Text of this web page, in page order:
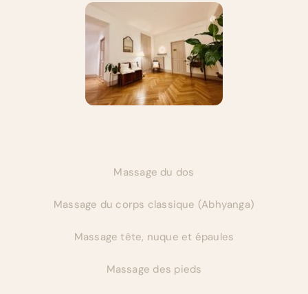
Massage du dos
Massage du corps classique (Abhyanga)
Massage tête, nuque et épaules
Massage des pieds